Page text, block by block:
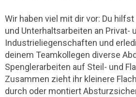
Wir haben viel mit dir vor: Du
und Unterhaltsarbeiten an Privat-
Industrieliegenschaften und
deinem Teamkollegen diverse
Spenglerarbeiten auf Steil- und
Zusammen zieht ihr kleinere
durch oder montiert